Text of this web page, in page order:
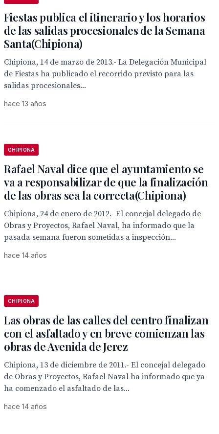
Fiestas publica el itinerario y los horarios
de las salidas procesionales de la Semana
Santa(Chipiona)
Chipiona, 14 de marzo de 2013.- La Delegación Municipal
de Fiestas ha publicado el recorrido previsto para las
salidas procesionales...
hace 13 años
CHIPIONA
Rafael Naval dice que el ayuntamiento se
va a responsabilizar de que la finalización
de las obras sea la correcta(Chipiona)
Chipiona, 24 de enero de 2012.- El concejal delegado de
Obras y Proyectos, Rafael Naval, ha informado que la
pasada semana fueron sometidas a inspección...
hace 14 años
CHIPIONA
Las obras de las calles del centro finalizan
con el asfaltado y en breve comienzan las
obras de Avenida de Jerez
Chipiona, 13 de diciembre de 2011.- El concejal delegado
de Obras y Proyectos, Rafael Naval ha informado que ya
ha comenzado el asfaltado de las...
hace 14 años